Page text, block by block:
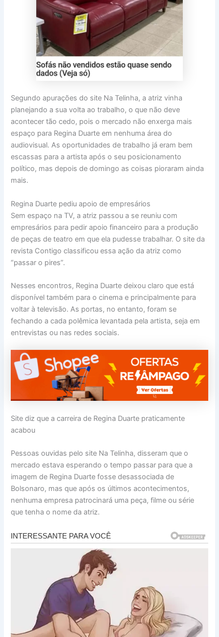
Segundo apurações do site Na Telinha, a atriz vinha
planejando a sua volta ao trabalho, o que não deve
acontecer tão cedo, pois o mercado não enxerga mais
espaço para Regina Duarte em nenhuma área do
audiovisual. As oportunidades de trabalho já eram bem
escassas para a artista após o seu posicionamento
político, mas depois de domingo as coisas pioraram ainda
mais.
Regina Duarte pediu apoio de empresários
Sem espaço na TV, a atriz passou a se reuniu com
empresários para pedir apoio financeiro para a produção
de peças de teatro em que ela pudesse trabalhar. O site da
revista Contigo classificou essa ação da atriz como
“passar o pires”.
Nesses encontros, Regina Duarte deixou claro que está
disponível também para o cinema e principalmente para
voltar à televisão. As portas, no entanto, foram se
fechando a cada polêmica levantada pela artista, seja em
entrevistas ou nas redes sociais.
Site diz que a carreira de Regina Duarte praticamente
acabou
Pessoas ouvidas pelo site Na Telinha, disseram que o
mercado estava esperando o tempo passar para que a
imagem de Regina Duarte fosse desassociada de
Bolsonaro, mas que após os últimos acontecimentos,
nenhuma empresa patrocinará uma peça, filme ou série
que tenha o nome da atriz.